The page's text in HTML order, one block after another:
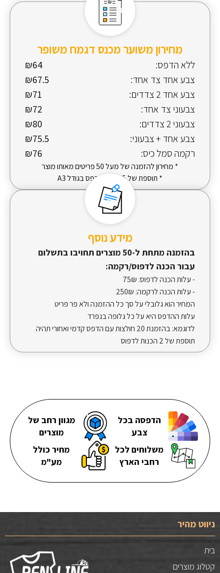
מחירון משוער מכנס דגמח משופר
ללא הדפס:
₪64
צבע אחד צד אחד:
₪67.5
צבע אחד 2 צדדים:
₪71
צבעוני צד אחד:
₪72
צבעוני 2 צדדים:
₪80
צבע אחד + צבעוני:
₪75.5
רקמה סמל כיס:
₪76
* מחירון להזמנה של מעל 50 פריטים מאותו מוצר
* תוספת של 5 ש"ח להדפס בגודל A3
מידע נוסף
בהזמנה מתחת ל-50 מוצרים תחויבו בתשלום
עבור הכנה לדפוס/רקמה:
- עלות הכנה לדפוס:
- עלות הכנה לרקמה:
המחיר הוא גלובלי על סך כל ההזמנה ולא פר פריט
עלות ההדפס היא על כל גלופה בנפרד
לדוגמא: בהזמנת 20 חולצות עם הדפס קדמי ואחורי תהיה
תוספת של 2 הכנות לדפוס
הדפסה בכל
צבע
מגוון רחב של
מוצרים
משלוחים לכל
רחבי הארץ
מחיר כולל
מע"מ
ניווט מהיר
בית
קטלוג מוצרים